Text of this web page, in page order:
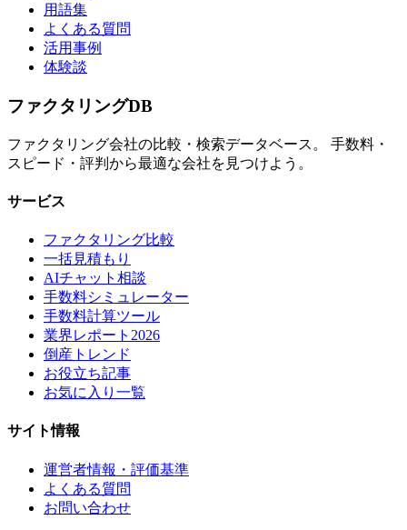
用語集
よくある質問
活用事例
体験談
ファクタリングDB
ファクタリング会社の比較・検索データベース。 手数料・
スピード・評判から最適な会社を見つけよう。
サービス
ファクタリング比較
一括見積もり
AIチャット相談
手数料シミュレーター
手数料計算ツール
業界レポート2026
倒産トレンド
お役立ち記事
お気に入り一覧
サイト情報
運営者情報・評価基準
よくある質問
お問い合わせ